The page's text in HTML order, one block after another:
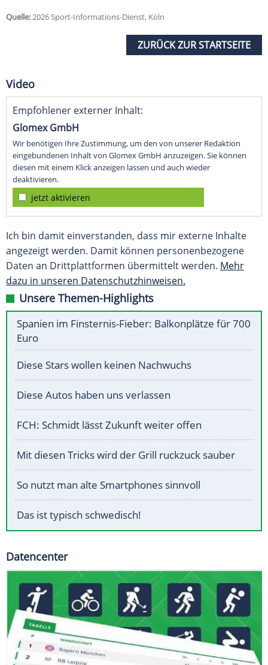
Quelle:2026 Sport-Informations-Dienst, Köln
ZURÜCK ZUR STARTSEITE
Video
Empfohlener externer Inhalt:
Glomex GmbH
Wir benötigen Ihre Zustimmung, um den von unserer Redaktion
eingebundenen Inhalt von Glomex GmbH anzuzeigen. Sie können
diesen mit einem Klick anzeigen lassen und auch wieder
deaktivieren.
jetzt aktivieren
Ich bin damit einverstanden, dass mir externe Inhalte
angezeigt werden. Damit können personenbezogene
Daten an Drittplattformen übermittelt werden. Mehr
dazu in unseren Datenschutzhinweisen.
Unsere Themen-Highlights
Spanien im Finsternis-Fieber: Balkonplätze für 700
Euro
Diese Stars wollen keinen Nachwuchs
Diese Autos haben uns verlassen
FCH: Schmidt lässt Zukunft weiter offen
Mit diesen Tricks wird der Grill ruckzuck sauber
So nutzt man alte Smartphones sinnvoll
Das ist typisch schwedisch!
Datencenter